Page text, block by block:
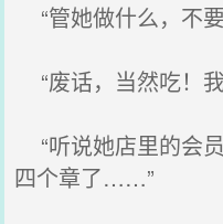
“管她做什么，不
“废话，当然吃！
“听说她店里的会
四个章了……”